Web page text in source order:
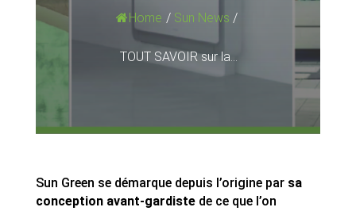
Home / Sun News /
TOUT SAVOIR sur la...
Sun Green se démarque depuis l’origine par sa
conception avant-gardistede ce que l’on